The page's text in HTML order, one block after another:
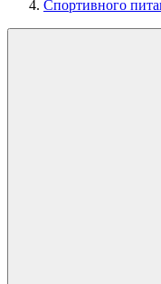
Спортивного